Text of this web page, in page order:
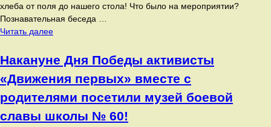
хлеба от поля до нашего стола! Что было на мероприятии?
Познавательная беседа …
Читать далее«Цена
Хлеба
—
велика!»
Накануне Дня Победы активисты
«Движения первых» вместе с
родителями посетили музей боевой
славы школы № 60!